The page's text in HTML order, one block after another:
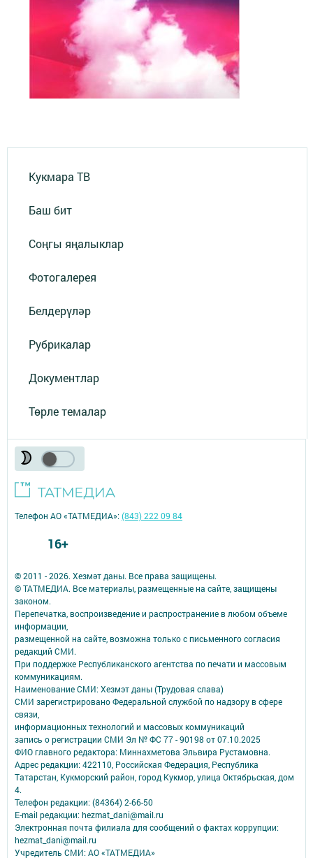
Кукмара ТВ
Баш бит
Соңгы яңалыклар
Фотогалерея
Белдерүләр
Рубрикалар
Документлар
Төрле темалар
© 2011 - 2026. Хезмәт даны. Все права защищены.
© ТАТМЕДИА. Все материалы, размещенные на сайте, защищены
законом.
Перепечатка, воспроизведение и распространение в любом объеме
информации,
размещенной на сайте, возможна только с письменного согласия
редакций СМИ.
При поддержке Республиканского агентства по печати и массовым
коммуникациям.
Наименование СМИ: Хезмэт даны (Трудовая слава)
СМИ зарегистрировано Федеральной службой по надзору в сфере
связи,
информационных технологий и массовых коммуникаций
запись о регистрации СМИ Эл № ФС 77 - 90198 от 07.10.2025
ФИО главного редактора: Миннахметова Эльвира Рустамовна.
Адрес редакции: 422110, Российская Федерация, Республика
Татарстан, Кукморский район, город Кукмор, улица Октябрьская, дом
4.
Телефон редакции: (84364) 2-66-50
E-mail редакции: hezmat_dani@mail.ru
Электронная почта филиала для сообщений о фактах коррупции:
hezmat_dani@mail.ru
Учредитель СМИ: АО «ТАТМЕДИА»
Телефон АО «ТАТМЕДИА»:(843) 222 09 84
16+